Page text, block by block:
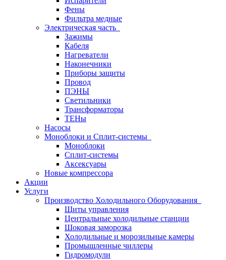
Фены
Фильтра медные
Электрическая часть
Зажимы
Кабеля
Нагреватели
Наконечники
Приборы защиты
Провод
ПЭНЫ
Светильники
Трансформаторы
ТЕНы
Насосы
Моноблоки и Сплит-системы
Моноблоки
Сплит-системы
Аксексуары
Новые компрессора
Акции
Услуги
Производство Холодильного Оборудования
Щиты управления
Центральные холодильные станции
Шоковая заморозка
Холодильные и морозильные камеры
Промышленные чиллеры
Гидромодули